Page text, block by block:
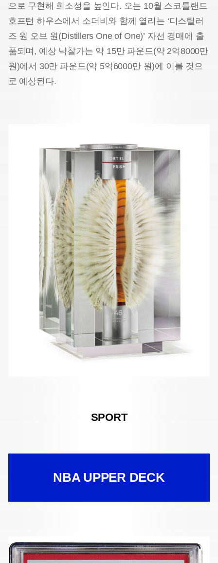
으로 구현해 희소성을 높인다. 오는 10월 스코틀랜드
호프턴 하우스에서 소더비와 함께 열리는 ‘디스틸러
즈 원 오브 원(Distillers One of One)’ 자선 경매에 출
품되며, 예상 낙찰가는 약 15만 파운드(약 2억8000만
원)에서 30만 파운드(약 5억6000만 원)에 이를 것으
로 예상된다.
SPORT
NBA UPPER DECK